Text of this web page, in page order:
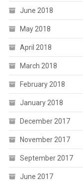
June 2018
May 2018
April 2018
March 2018
February 2018
January 2018
December 2017
November 2017
September 2017
June 2017